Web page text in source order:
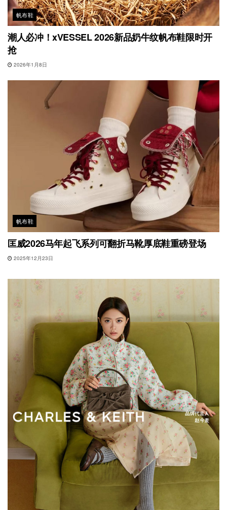
帆布鞋
潮人必冲！xVESSEL 2026新品奶牛纹帆布鞋限时开
抢
2026年1月8日
帆布鞋
匡威2026马年起飞系列可翻折马靴厚底鞋重磅登场
2025年12月23日